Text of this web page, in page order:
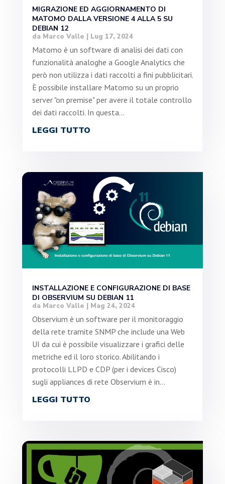
MIGRAZIONE ED AGGIORNAMENTO DI
MATOMO DALLA VERSIONE 4 ALLA 5 SU
DEBIAN 12
da Marco Valle Lug 17, 2024
Matomo è un software di analisi dei dati con
funzionalità analoghe a Google Analytics che
però non utilizza i dati raccolti a fini pubblicitari.
È possibile installare Matomo su un proprio
server "on premise" per avere il totale controllo
dei dati raccolti. In questa...
LEGGI TUTTO
INSTALLAZIONE E CONFIGURAZIONE DI BASE
DI OBSERVIUM SU DEBIAN 11
da Marco Valle | Mag 24, 2024
Observium è un software per il monitoraggio
della rete tramite SNMP che include una Web
UI da cui è possibile visualizzare i grafici delle
metriche ed il loro storico. Abilitando i
protocolli LLPD e CDP (per i devices Cisco)
sugli appliances di rete Observium è in...
LEGGI TUTTO